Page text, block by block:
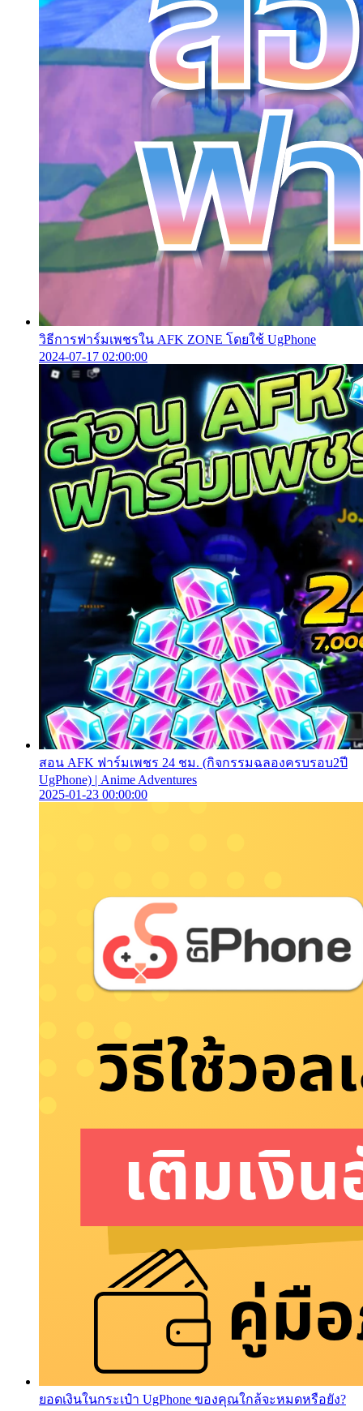
วิธีการฟาร์มเพชรใน AFK ZONE โดยใช้ UgPhone
2024-07-17 02:00:00
สอน AFK ฟาร์มเพชร 24 ชม. (กิจกรรมฉลองครบรอบ2ปี
UgPhone) | Anime Adventures
2025-01-23 00:00:00
ยอดเงินในกระเป๋า UgPhone ของคุณใกล้จะหมดหรือยัง?